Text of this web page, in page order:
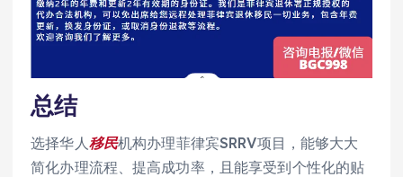
总结
选择华人 移民机构办理菲律宾SRRV项目，能够大大
简化办理流程、提高成功率，且能享受到个性化的贴